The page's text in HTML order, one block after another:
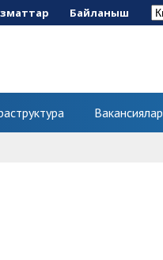
Байланыш
Вакансиялар